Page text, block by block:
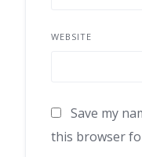
WEBSITE
Save my
this browser